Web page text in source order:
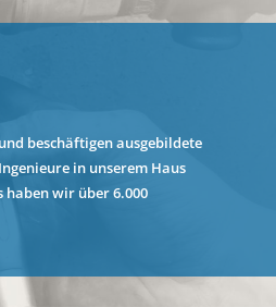
beschäftigen ausgebildete
in unserem Haus
haben wir über 6.000